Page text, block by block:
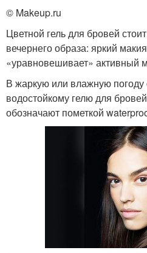
© Makeup.ru
Цветной гель для бровей
вечернего образа: яркий
«уравновешивает» активный
В жаркую или влажную погоду
водостойкому гелю для
обозначают пометкой